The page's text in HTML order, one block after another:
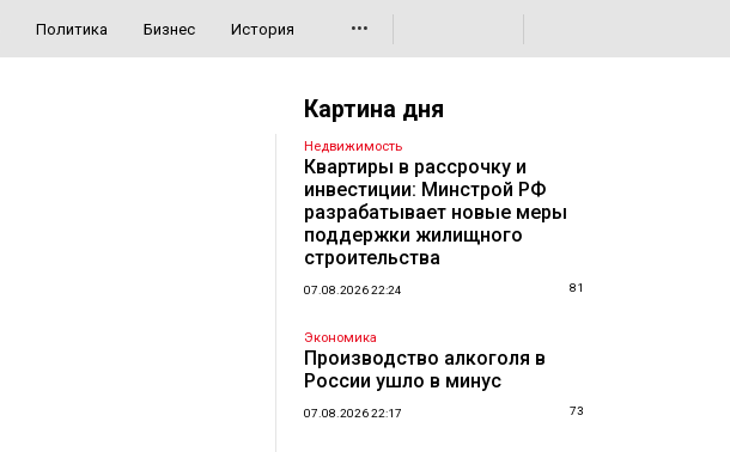
Политика Бизнес История •••
Картина дня
Недвижимость
Квартиры в рассрочку и
инвестиции: Минстрой РФ
разрабатывает новые меры
поддержки жилищного
строительства
07.08.2026 22:24 81
Экономика
Производство алкоголя в
России ушло в минус
07.08.2026 22:17 73